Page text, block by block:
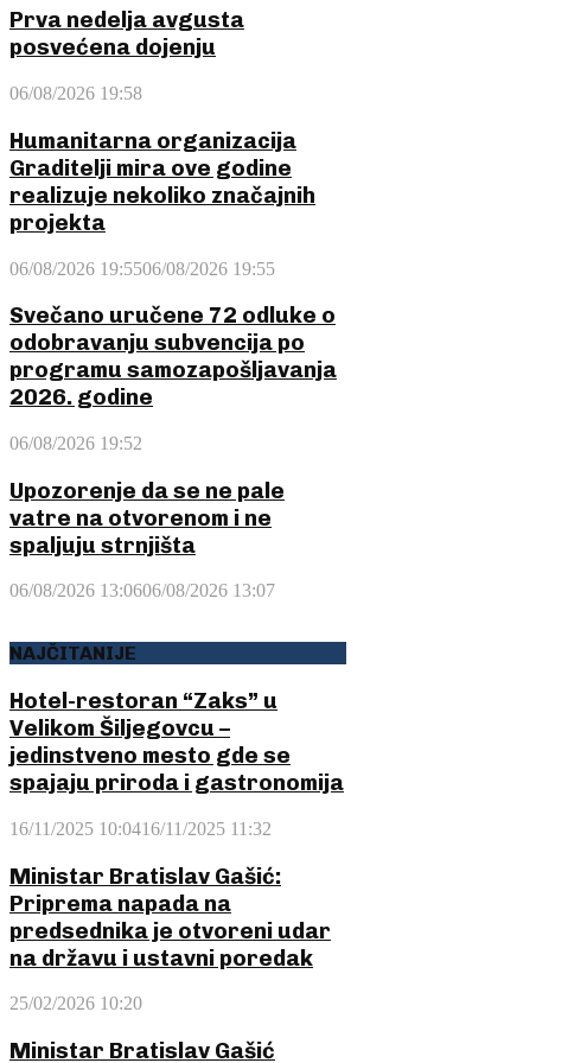
Prva nedelja avgusta
posvećena dojenju
06/08/2026 19:58
Humanitarna organizacija
Graditelji mira ove godine
realizuje nekoliko značajnih
projekta
06/08/2026 19:5506/08/2026 19:55
Svečano uručene 72 odluke o
odobravanju subvencija po
programu samozapošljavanja
2026. godine
06/08/2026 19:52
Upozorenje da se ne pale
vatre na otvorenom i ne
spaljuju strnjišta
06/08/2026 13:0606/08/2026 13:07
NAJČITANIJE
Hotel-restoran “Zaks” u
Velikom Šiljegovcu –
jedinstveno mesto gde se
spajaju priroda i gastronomija
16/11/2025 10:0416/11/2025 11:32
Ministar Bratislav Gašić:
Priprema napada na
predsednika je otvoreni udar
na državu i ustavni poredak
25/02/2026 10:20
Ministar Bratislav Gašić